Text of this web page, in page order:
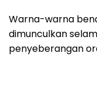
Warna-warna
dimunculkan
penyeberangan